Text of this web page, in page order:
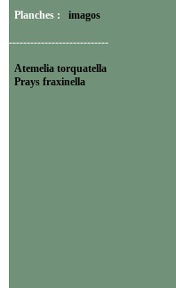
Planches : imagos
----------------------------
Atemelia torquatella
Prays fraxinella